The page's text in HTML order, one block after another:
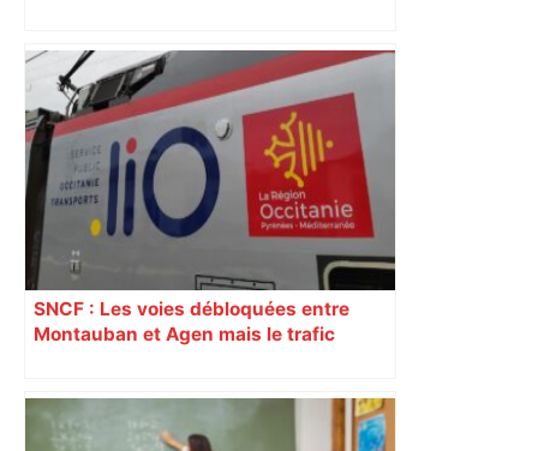
SNCF : Les voies débloquées entre
Montauban et Agen mais le trafic